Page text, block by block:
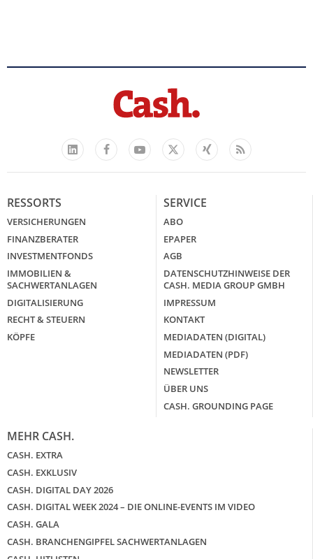
LinkedIn
FacebookYouTube
X
Xing Feed
RESSORTS
VERSICHERUNGEN
FINANZBERATER
INVESTMENTFONDS
IMMOBILIEN &
SACHWERTANLAGEN
DIGITALISIERUNG
RECHT & STEUERN
KÖPFE
SERVICE
ABO
EPAPER
AGB
DATENSCHUTZHINWEISE DER
CASH. MEDIA GROUP GMBH
IMPRESSUM
KONTAKT
MEDIADATEN (DIGITAL)
MEDIADATEN (PDF)
NEWSLETTER
ÜBER UNS
CASH. GROUNDING PAGE
MEHR CASH.
CASH. EXTRA
CASH. EXKLUSIV
CASH. DIGITAL DAY 2026
CASH. DIGITAL WEEK 2024 – DIE ONLINE-EVENTS IM VIDEO
CASH. GALA
CASH. BRANCHENGIPFEL SACHWERTANLAGEN